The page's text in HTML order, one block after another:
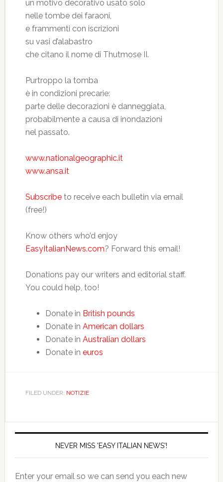
un motivo decorativo usato solo
nelle tombe dei faraoni,
e frammenti con iscrizioni
su vasi d’alabastro
che citano il nome di Thutmose II.
Purtroppo la tomba
è in condizioni precarie:
parte delle decorazioni è danneggiata,
probabilmente a causa di inondazioni
nel passato.
www.nationalgeographic.it
www.ansa.it
Subscribeto receive each bulletin via email
(free!)
Know others who’d enjoy
EasyItalianNews.com? Forward this email!
Donations pay our writers and editorial staff.
You could help, too!
Donate in British pounds
Donate in American dollars
Donate in Australian dollars
Donate in euros
FILED UNDER: NOTIZIE
NEVER MISS 'EASY ITALIAN NEWS'!
Enter your email so we can send you each new